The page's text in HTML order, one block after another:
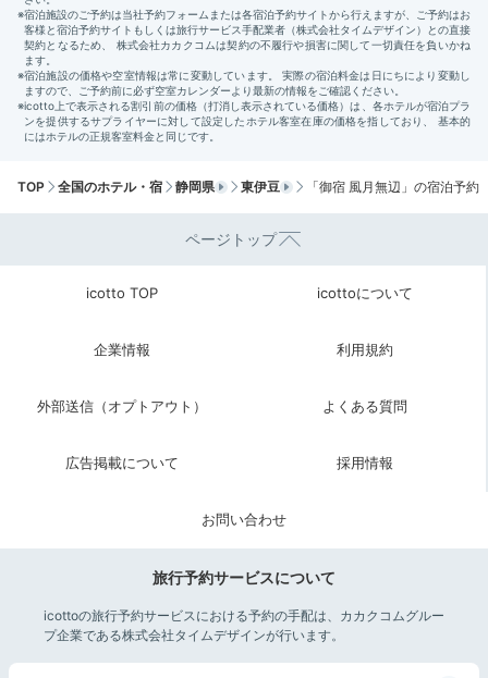
温泉と伊豆の食に癒された翌日は、スッキリとした自分
になっているはず。軽やかな足取りでチェックアウトし
て、次の目的地へ向かいましょう。
Sightseeing
11:00 宿から車で約30分
ススキで有名な
「稲取細野高原」へ
東伊豆町にある「稲取細野高原」はススキの名所。奥ま
った場所にあるので車移動が便利です。秋は黄金色のす
すきが一面に広がり圧巻。春は山菜狩り、夏は緑の風景
TOP 全国のホテル・宿 静岡県 東伊豆 「御宿 風月無辺」の宿泊予約
ページトップ
icotto TOP icottoについて
企業情報 利用規約
外部送信（オプトアウト） よくある質問
広告掲載について 採用情報
お問い合わせ
旅行予約サービスについて
icottoの旅行予約サービスにおける予約の手配は、カカクコムグルー
プ企業である株式会社タイムデザインが行います。